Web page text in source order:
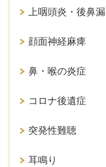
上咽頭炎・後鼻漏
顔面神経麻痺
鼻・喉の炎症
コロナ後遺症
突発性難聴
耳鳴り